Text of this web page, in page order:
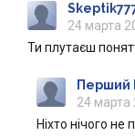
24 марта
Ти плутаєш
Перший
24 марта
Ніхто нічого не